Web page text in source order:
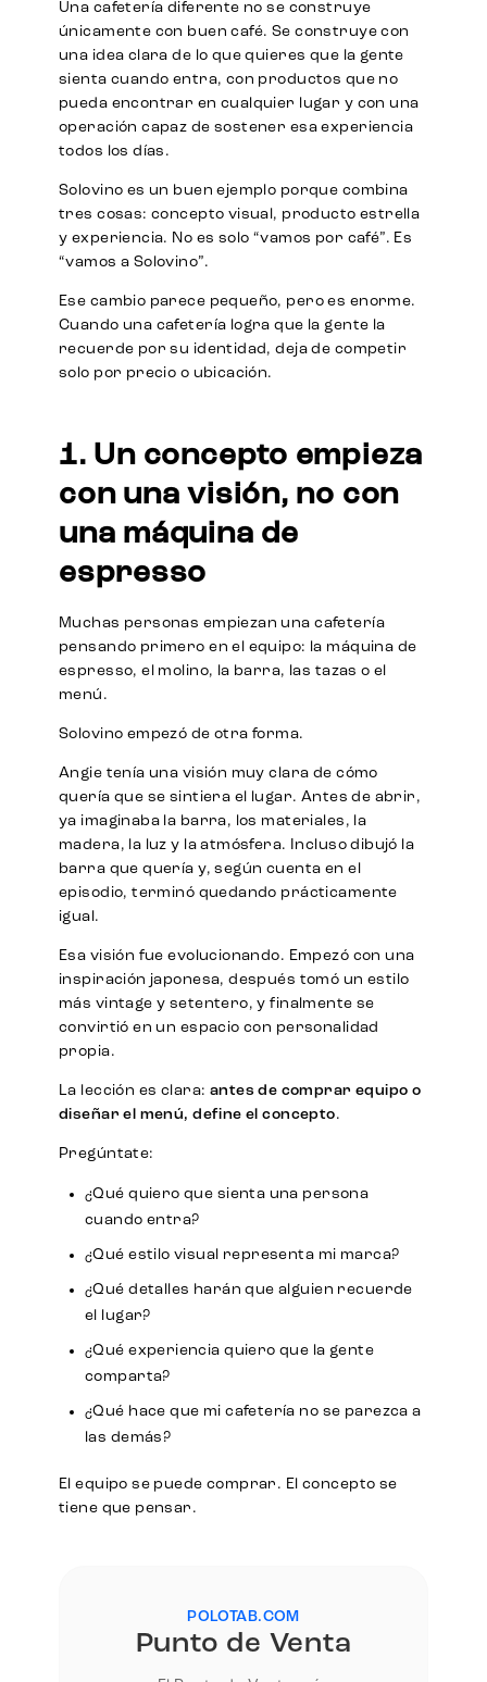
Una cafetería diferente no se construye
únicamente con buen café. Se construye con
una idea clara de lo que quieres que la gente
sienta cuando entra, con productos que no
pueda encontrar en cualquier lugar y con una
operación capaz de sostener esa experiencia
todos los días.
Solovino es un buen ejemplo porque combina
tres cosas: concepto visual, producto estrella
y experiencia. No es solo “vamos por café”. Es
“vamos a Solovino”.
Ese cambio parece pequeño, pero es enorme.
Cuando una cafetería logra que la gente la
recuerde por su identidad, deja de competir
solo por precio o ubicación.
1. Un concepto empieza
con una visión, no con
una máquina de
espresso
Muchas personas empiezan una cafetería
pensando primero en el equipo: la máquina de
espresso, el molino, la barra, las tazas o el
menú.
Solovino empezó de otra forma.
Angie tenía una visión muy clara de cómo
quería que se sintiera el lugar. Antes de abrir,
ya imaginaba la barra, los materiales, la
madera, la luz y la atmósfera. Incluso dibujó la
barra que quería y, según cuenta en el
episodio, terminó quedando prácticamente
igual.
Esa visión fue evolucionando. Empezó con una
inspiración japonesa, después tomó un estilo
más vintage y setentero, y finalmente se
convirtió en un espacio con personalidad
propia.
La lección es clara: antes de comprar equipo o
diseñar el menú, define el concepto.
Pregúntate:
¿Qué quiero que sienta una persona
cuando entra?
¿Qué estilo visual representa mi marca?
¿Qué detalles harán que alguien recuerde
el lugar?
¿Qué experiencia quiero que la gente
comparta?
¿Qué hace que mi cafetería no se parezca a
las demás?
El equipo se puede comprar. El concepto se
tiene que pensar.
POLOTAB.COM
Punto de Venta